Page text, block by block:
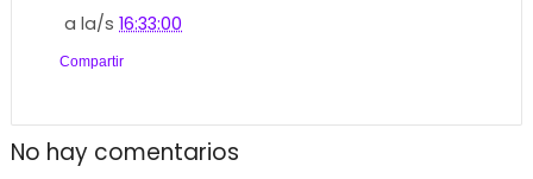
a la/s16:33:00
Compartir
No hay comentarios